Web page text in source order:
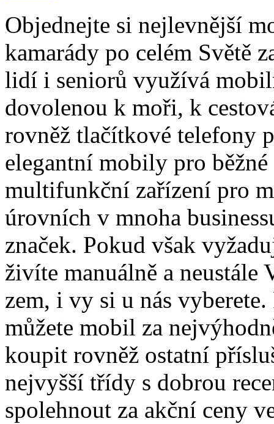
Objednejte si nejlevnější
kamarády po celém Světě
lidí i seniorů využívá
dovolenou k moři, k
rovněž tlačítkové telefony
elegantní mobily pro
multifunkční zařízení pro
úrovních v mnoha
značek. Pokud však
živíte manuálně a neustále
zem, i vy si u nás
můžete mobil za
koupit rovněž ostatní
nejvyšší třídy s dobrou
spolehnout za akční ceny